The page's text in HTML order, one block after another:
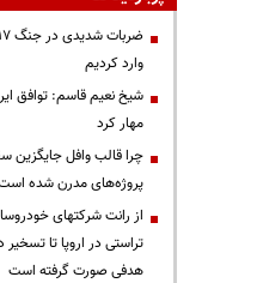
وارد کردیم
شیخ نعیم قاسم: توافق
مهار کرد
چرا قالب وافل جایگزین
پروژه‌های مدرن شده
از رانت‌ شرکتهای
تراستی در اروپا تا تسخیر
هدفی صورت گرفته است